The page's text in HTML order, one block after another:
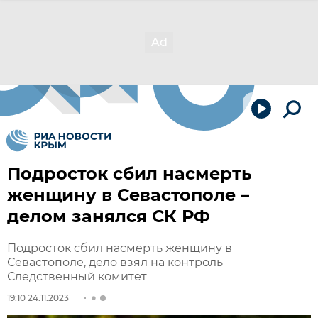
Подросток сбил насмерть
женщину в Севастополе –
делом занялся СК РФ
Подросток сбил насмерть женщину в
Севастополе, дело взял на контроль
Следственный комитет
19:10 24.11.2023